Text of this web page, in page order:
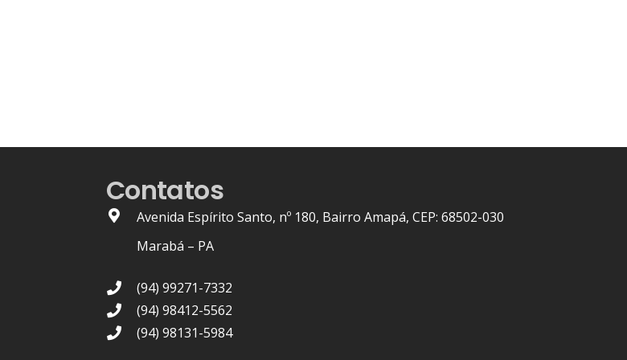
Contatos
Avenida Espírito Santo, nº 180, Bairro Amapá, CEP: 68502-030
Marabá – PA
(94) 99271-7332
(94) 98412-5562
(94) 98131-5984